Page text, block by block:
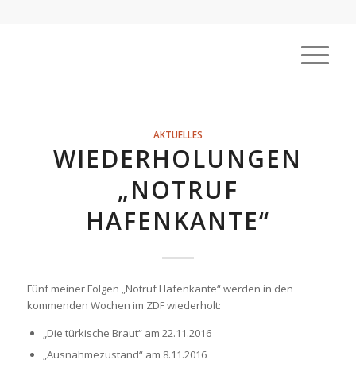
AKTUELLES
WIEDERHOLUNGEN
„NOTRUF
HAFENKANTE“
Fünf meiner Folgen „Notruf Hafenkante“ werden in den
kommenden Wochen im ZDF wiederholt:
„Die türkische Braut“ am 22.11.2016
„Ausnahmezustand“ am 8.11.2016